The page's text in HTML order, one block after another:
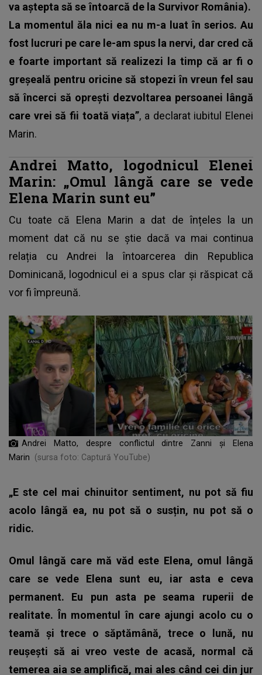
va aștepta să se întoarcă de la Survivor România).
La momentul ăla nici ea nu m-a luat în serios. Au
fost lucruri pe care le-am spus la nervi, dar cred că
e foarte important să realizezi la timp că ar fi o
greșeală pentru oricine să stopezi în vreun fel sau
să încerci să oprești dezvoltarea persoanei lângă
care vrei să fii toată viața”, a declarat iubitul Elenei
Marin.
Andrei Matto, logodnicul Elenei
Marin: „Omul lângă care se vede
Elena Marin sunt eu”
Cu toate că Elena Marin a dat de înțeles la un
moment dat că nu se știe dacă va mai continua
relația cu Andrei la întoarcerea din Republica
Dominicană, logodnicul ei a spus clar și răspicat că
vor fi împreună.
Andrei Matto, despre conflictul dintre Zanni și Elena
Marin
(sursa foto: Captură YouTube)
„Este cel mai chinuitor sentiment, nu pot să fiu
acolo lângă ea, nu pot să o susțin, nu pot să o
ridic.
Omul lângă care mă văd este Elena, omul lângă
care se vede Elena sunt eu, iar asta e ceva
permanent. Eu pun asta pe seama ruperii de
realitate. În momentul în care ajungi acolo cu o
teamă și trece o săptămână, trece o lună, nu
reușești să ai vreo veste de acasă, normal că
temerea aia se amplifică, mai ales când cei din jur